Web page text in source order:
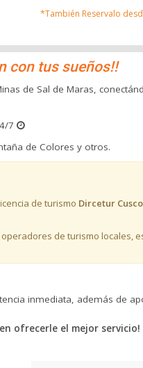
*También Reservalo
con tus sueños!!
de Sal de Maras,
7
de Colores y otros.
de turismo Dircetur Cusco
de turismo locales,
inmediata, además de
en ofrecerle el mejor servicio!